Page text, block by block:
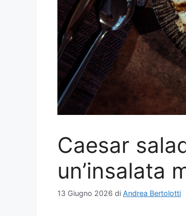
Caesar
un’insalata
13 Giugno 2026 di Andrea Bertolotti